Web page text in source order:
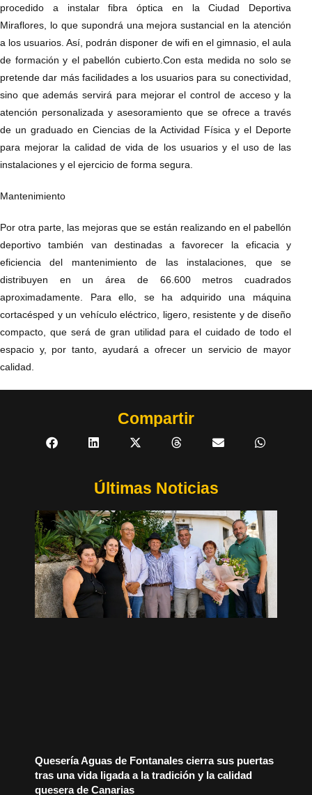
procedido a instalar fibra óptica en la Ciudad Deportiva
Miraflores, lo que supondrá una mejora sustancial en la atención
a los usuarios. Así, podrán disponer de wifi en el gimnasio, el aula
de formación y el pabellón cubierto.Con esta medida no solo se
pretende dar más facilidades a los usuarios para su conectividad,
sino que además servirá para mejorar el control de acceso y la
atención personalizada y asesoramiento que se ofrece a través
de un graduado en Ciencias de la Actividad Física y el Deporte
para mejorar la calidad de vida de los usuarios y el uso de las
instalaciones y el ejercicio de forma segura.
Mantenimiento
Por otra parte, las mejoras que se están realizando en el pabellón
deportivo también van destinadas a favorecer la eficacia y
eficiencia del mantenimiento de las instalaciones, que se
distribuyen en un área de 66.600 metros cuadrados
aproximadamente. Para ello, se ha adquirido una máquina
cortacésped y un vehículo eléctrico, ligero, resistente y de diseño
compacto, que será de gran utilidad para el cuidado de todo el
espacio y, por tanto, ayudará a ofrecer un servicio de mayor
calidad.
Compartir
Últimas Noticias
Quesería Aguas de Fontanales cierra sus puertas
tras una vida ligada a la tradición y la calidad
quesera de Canarias